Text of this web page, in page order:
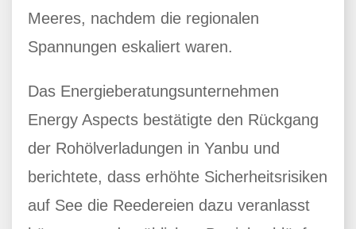
Meeres, nachdem die regionalen
Spannungen eskaliert waren.
Das Energieberatungsunternehmen
Energy Aspects bestätigte den Rückgang
der Rohölverladungen in Yanbu und
berichtete, dass erhöhte Sicherheitsrisiken
auf See die Reedereien dazu veranlasst